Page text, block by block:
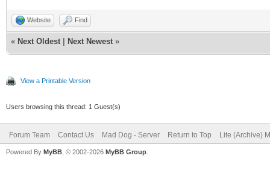
Website Find
« Next Oldest Next Newest »
View a Printable Version
Users browsing this thread: 1 Guest(s)
Forum Team Contact Us Mad Dog - Server Return to Top Lite (Archive)
Powered By MyBB , © 2002-2026 MyBB Group